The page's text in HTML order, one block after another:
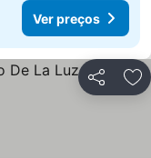
Ver preços
Partilhar